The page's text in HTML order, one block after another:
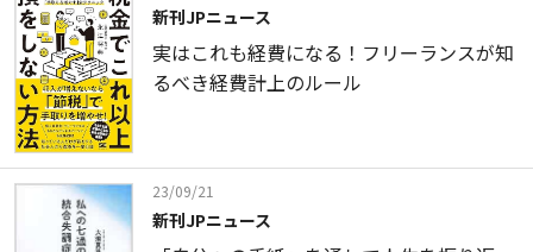
新刊JPニュース
実はこれも経費になる！フリーランスが知
るべき経費計上のルール
23/09/21
新刊JPニュース